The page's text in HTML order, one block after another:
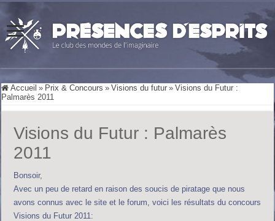
Accueil » Prix & Concours » Visions du futur » Visions du Futur :
Palmarès 2011
Visions du Futur : Palmarès
2011
Bonsoir,
Avec un peu de retard en raison des soucis de piratage que nous
avons connus avec le site et le forum, voici les résultats du concours
Visions du Futur 2011: